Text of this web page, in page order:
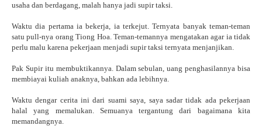
usaha dan berdagang, malah hanya jadi supir taksi.
Waktu dia pertama ia bekerja, ia terkejut. Ternyata banyak teman-teman
satu pull-nya orang Tiong Hoa. Teman-temannya mengatakan agar ia tidak
perlu malu karena pekerjaan menjadi supir taksi ternyata menjanjikan.
Pak Supir itu membuktikannya. Dalam sebulan, uang penghasilannya bisa
membiayai kuliah anaknya, bahkan ada lebihnya.
Waktu dengar cerita ini dari suami saya, saya sadar tidak ada pekerjaan
halal yang memalukan. Semuanya tergantung dari bagaimana kita
memandangnya.